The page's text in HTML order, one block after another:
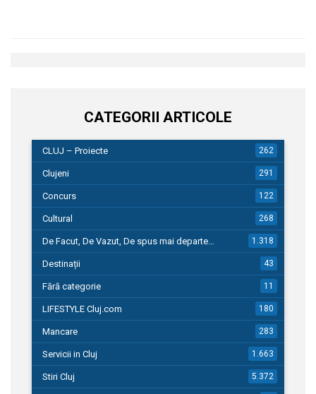
CATEGORII ARTICOLE
CLUJ – Proiecte 262
Clujeni 291
Concurs 122
Cultural 268
De Facut, De Vazut, De spus mai departe… 1.318
Destinații 43
Fără categorie 11
LIFESTYLE Cluj.com 180
Mancare 283
Servicii in Cluj 1.663
Stiri Cluj 5.372